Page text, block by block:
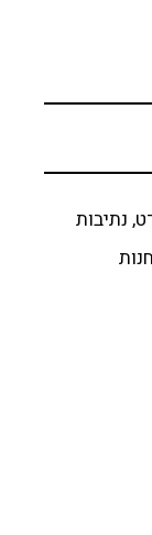
נתיבות